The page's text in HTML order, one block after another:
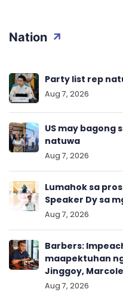
Nation
Party list rep
Aug 7, 2026
US may bagong
natuwa
Aug 7, 2026
Lumahok sa
Speaker Dy sa
Aug 7, 2026
Barbers:
maapektuhan
Jinggoy,
Aug 7, 2026